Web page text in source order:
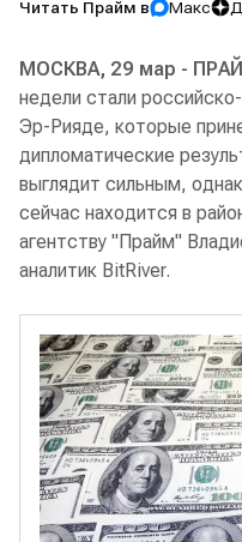
Читать Прайм в Макс
МОСКВА, 29 мар -
недели стали
Эр-Рияде, которые
дипломатические
выглядит сильным,
сейчас находится в
агентству "Прайм"
аналитик BitRiver.